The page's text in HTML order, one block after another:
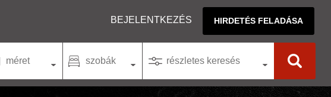
BEJELENTKEZÉS HIRDETÉS FELADÁSA
méret szobák részletes keresés